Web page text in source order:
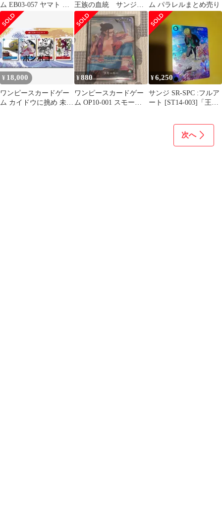
ム EB03-057 ヤマト パ
ラレル
王族の血統 サンジ
ST14-003 SP スペシャ
ルカード
ム パラレルまとめ売り
¥ 18,000
ワンピースカードゲー
ム カイドウに挑め 未開
¥880
ワンピースカードゲー
ム OP10-001 スモーカ
¥6,250
サンジ SR-SPC :フルア
ート [ST14-003]「王族
次へ